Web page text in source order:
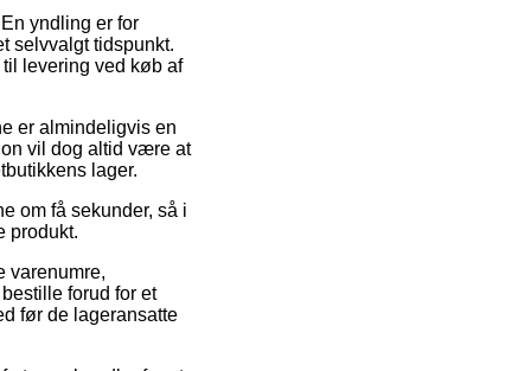
yndling er for
selvvalgt tidspunkt.
levering ved køb af
er almindeligvis en
vil dog altid være at
lager.
om få sekunder, så i
produkt.
varenumre,
forud for et
før de lageransatte